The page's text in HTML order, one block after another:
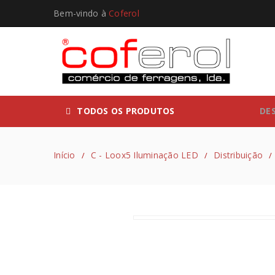
Bem-vindo à Coferol
TODOS OS PRODUTOS
Início / C - Loox5 Iluminação LED / Distribuição /